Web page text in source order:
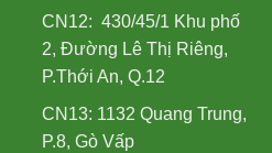
CN12: 430/45/1 Khu phố
2, Đường Lê Thị Riêng,
P.Thới An, Q.12
CN13: 1132 Quang Trung,
P.8, Gò Vấp